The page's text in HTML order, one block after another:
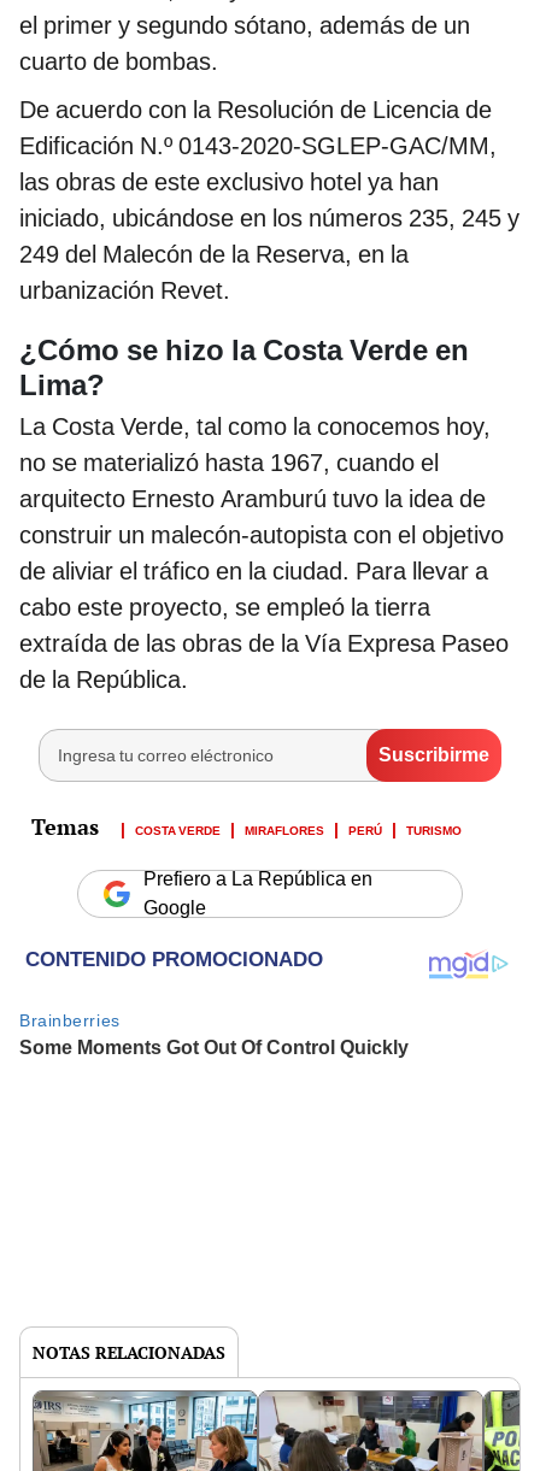
el primer y segundo sótano, además de un
cuarto de bombas.
De acuerdo con la Resolución de Licencia de
Edificación N.º 0143-2020-SGLEP-GAC/MM,
las obras de este exclusivo hotel ya han
iniciado, ubicándose en los números 235, 245 y
249 del Malecón de la Reserva, en la
urbanización Revet.
¿Cómo se hizo la Costa Verde en
Lima?
La Costa Verde, tal como la conocemos hoy,
no se materializó hasta 1967, cuando el
arquitecto Ernesto Aramburú tuvo la idea de
construir un malecón-autopista con el objetivo
de aliviar el tráfico en la ciudad. Para llevar a
cabo este proyecto, se empleó la tierra
extraída de las obras de la Vía Expresa Paseo
de la República.
COSTA VERDE MIRAFLORES PERÚ TURISMO
Prefiero a La República en
Google
NOTAS RELACIONADAS